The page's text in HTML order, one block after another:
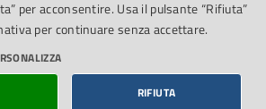
Piano di miglioramento del sito
per acconsentire. Usa il pulsante “Rifiuta”
per continuare senza accettare.
RIFIUTA